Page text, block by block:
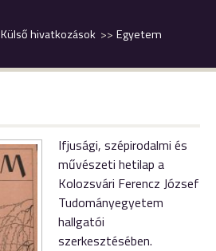
Egyetem
Külső hivatkozások
Ifjusági, szépirodalmi és
művészeti hetilap a
Kolozsvári Ferencz József
Tudományegyetem
hallgatói
szerkesztésében.